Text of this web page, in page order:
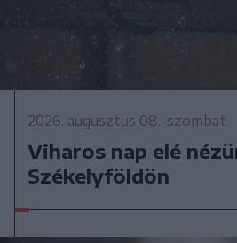
2026. augusztus 08., szombat
Viharos nap elé
Székelyföldön